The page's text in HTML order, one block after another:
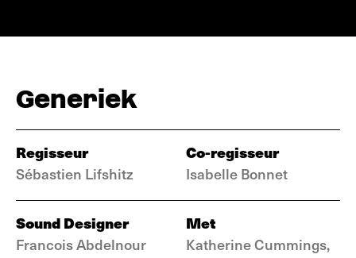
Generiek
Regisseur
Sébastien Lifshitz
Co-regisseur
Isabelle Bonnet
Sound Designer
Francois Abdelnour
Met
Katherine Cummings,